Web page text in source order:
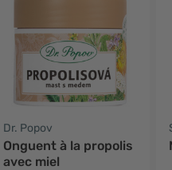
Dr. Popov
Onguent à la propolis
avec miel